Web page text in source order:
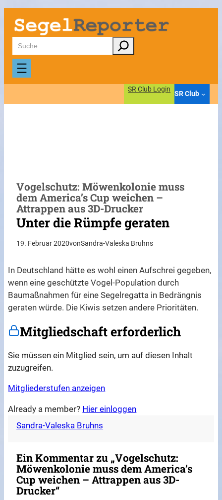
Zum
Inhalt
springen
Suchen
SR Club Login
SR Club
Vogelschutz: Möwenkolonie muss
dem America’s Cup weichen –
Attrappen aus 3D-Drucker
Unter die Rümpfe geraten
19. Februar 2020vonSandra-Valeska Bruhns
In Deutschland hätte es wohl einen Aufschrei gegeben,
wenn eine geschützte Vogel-Population durch
Baumaßnahmen für eine Segelregatta in Bedrängnis
geraten würde. Die Kiwis setzen andere Prioritäten.
Mitgliedschaft erforderlich
Sie müssen ein Mitglied sein, um auf diesen Inhalt
zuzugreifen.
Mitgliederstufen anzeigen
Already a member? Hier einloggen
Sandra-Valeska Bruhns
Ein Kommentar zu „Vogelschutz:
Möwenkolonie muss dem America’s
Cup weichen – Attrappen aus 3D-
Drucker“